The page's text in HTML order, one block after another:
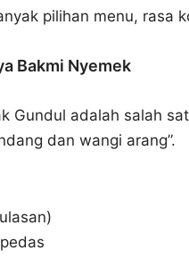
pilihan menu, rasa
Bakmi Nyemek
Gundul adalah salah
dan wangi arang”.